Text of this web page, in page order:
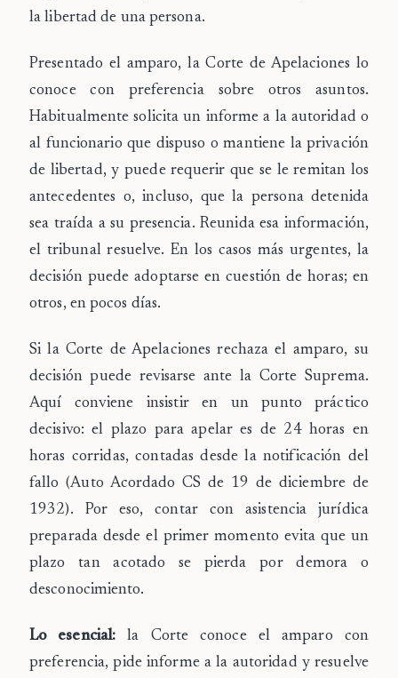
la libertad de una persona.
Presentado el amparo, la Corte de Apelaciones lo
conoce con preferencia sobre otros asuntos.
Habitualmente solicita un informe a la autoridad o
al funcionario que dispuso o mantiene la privación
de libertad, y puede requerir que se le remitan los
antecedentes o, incluso, que la persona detenida
sea traída a su presencia. Reunida esa información,
el tribunal resuelve. En los casos más urgentes, la
decisión puede adoptarse en cuestión de horas; en
otros, en pocos días.
Si la Corte de Apelaciones rechaza el amparo, su
decisión puede revisarse ante la Corte Suprema.
Aquí conviene insistir en un punto práctico
decisivo: el plazo para apelar es de 24 horas en
horas corridas, contadas desde la notificación del
fallo (Auto Acordado CS de 19 de diciembre de
1932). Por eso, contar con asistencia jurídica
preparada desde el primer momento evita que un
plazo tan acotado se pierda por demora o
desconocimiento.
Lo esencial: la Corte conoce el amparo con
preferencia, pide informe a la autoridad y resuelve